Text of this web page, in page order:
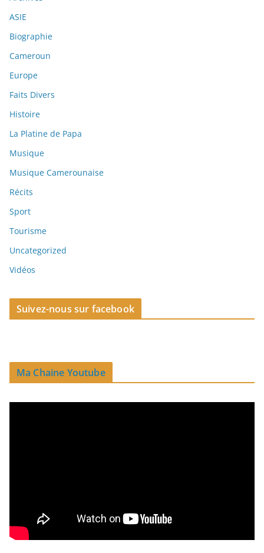
ASIE
Biographie
Cameroun
Europe
Faits Divers
Histoire
La Platine de Papa
Musique
Musique Camerounaise
Récits
Sport
Tourisme
Uncategorized
Vidéos
Suivez-nous sur facebook
Ma Chaine Youtube